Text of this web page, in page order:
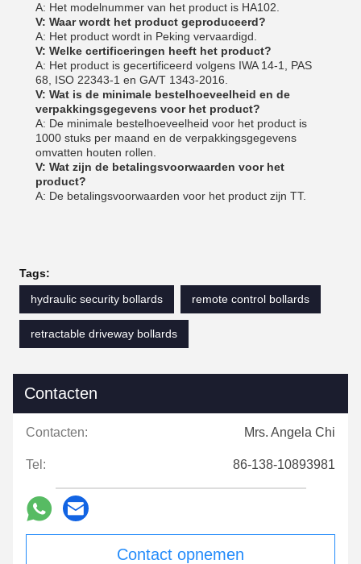
A: Het modelnummer van het product is HA102.
V: Waar wordt het product geproduceerd?
A: Het product wordt in Peking vervaardigd.
V: Welke certificeringen heeft het product?
A: Het product is gecertificeerd volgens IWA 14-1, PAS
68, ISO 22343-1 en GA/T 1343-2016.
V: Wat is de minimale bestelhoeveelheid en de
verpakkingsgegevens voor het product?
A: De minimale bestelhoeveelheid voor het product is
1000 stuks per maand en de verpakkingsgegevens
omvatten houten rollen.
V: Wat zijn de betalingsvoorwaarden voor het
product?
A: De betalingsvoorwaarden voor het product zijn TT.
Tags:
hydraulic security bollards
remote control bollards
retractable driveway bollards
Contacten
Contacten: Mrs. Angela Chi
Tel: 86-138-10893981
Contact opnemen